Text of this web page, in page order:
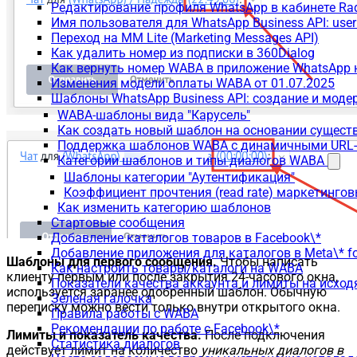
Редактирование профиля WhatsApp в кабинете
Имя пользователя для WhatsApp Business API:
Переход на MM Lite (Marketing Messages API)
Как удалить номер из подписки в 360Dialog
Как вернуть номер WABA в приложение WhatsApp
Изменения модели оплаты WABA от 01.07.2025
Шаблоны WhatsApp Business API: создание и
WABA-шаблоны вида "Карусель"
Как создать новый шаблон на основании
Поддержка шаблонов WABA с динамичными
Категории шаблонов и типы диалогов WABA
Шаблоны категории "Аутентификация"
Коэффициент прочтения (read rate)
Как изменить категорию шаблонов
Стартовые сообщения
Добавление каталогов товаров в Facebook\*
Добавление приложения для каталогов в Meta\*
Как настроить товары/каталоги на WABA
Показатели качества аккаунта и лимиты на
Зеленая галочка
Правила работы с WABA
Рекомендации по работе с Facebook\*
Статистика диалогов
Шаблоны для первого сообщения.Чтобы написать
клиенту первым или после закрытия 24-часового окна,
используется заранее одобренный шаблон. Обычную
переписку можно вести только внутри открытого окна.
Лимиты и показатель качества.После подключения
действует лимит на количество уникальных диалогов в